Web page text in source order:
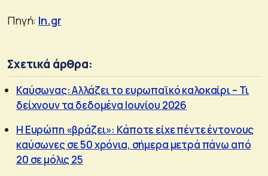
Πηγή: In.gr
Σχετικά άρθρα:
Καύσωνας: Αλλάζει το ευρωπαϊκό καλοκαίρι – Τι
δείχνουν τα δεδομένα Ιουνίου 2026
Η Ευρώπη «βράζει»: Κάποτε είχε πέντε έντονους
καύσωνες σε 50 χρόνια, σήμερα μετρά πάνω από
20 σε μόλις 25